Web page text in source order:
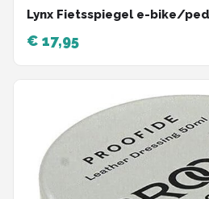
Lynx Fietsspiegel e-bike/
€ 17,95